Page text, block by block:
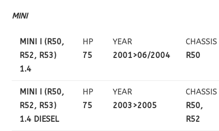
MINI
MINI I (R50,
R52, R53)
1.4
HP
75
YEAR
2001>06/2004
CHASSIS
R50
MINI I (R50,
R52, R53)
1.4 DIESEL
HP
75
YEAR
2003>2005
CHASSIS
R50,
R52